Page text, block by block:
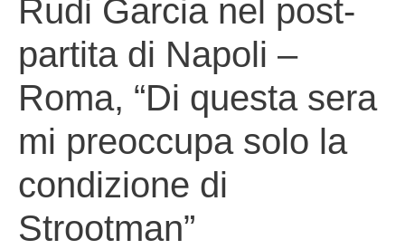
Rudi Garcia nel post-
partita di Napoli –
Roma, “Di questa sera
mi preoccupa solo la
condizione di
Strootman”